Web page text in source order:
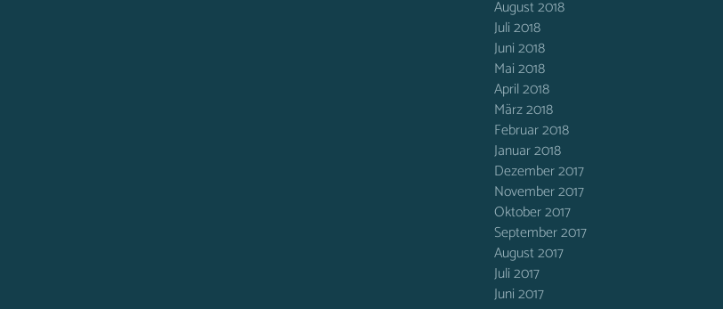
August 2018
Juli 2018
Juni 2018
Mai 2018
April 2018
März 2018
Februar 2018
Januar 2018
Dezember 2017
November 2017
Oktober 2017
September 2017
August 2017
Juli 2017
Juni 2017